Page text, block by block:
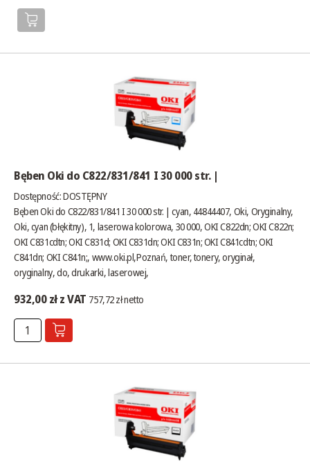
Bęben Oki do C822/831/841 I 30 000 str. |
Dostępność:DOSTĘPNY
Bęben Oki do C822/831/841 I 30 000 str. | cyan, 44844407, Oki, Oryginalny,
Oki, cyan (błękitny), 1, laserowa kolorowa, 30 000, OKI C822dn; OKI C822n;
OKI C831cdtn; OKI C831d; OKI C831dn; OKI C831n; OKI C841cdtn; OKI
C841dn; OKI C841n;, www.oki.pl,Poznań, toner, tonery, oryginał,
oryginalny, do, drukarki, laserowej,
932,00 zł z VAT 757,72 zł netto